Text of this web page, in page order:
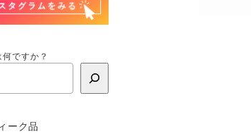
ですか？
ーク品